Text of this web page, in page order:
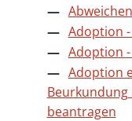
Adoption
Adoption
Adoption
beantragen